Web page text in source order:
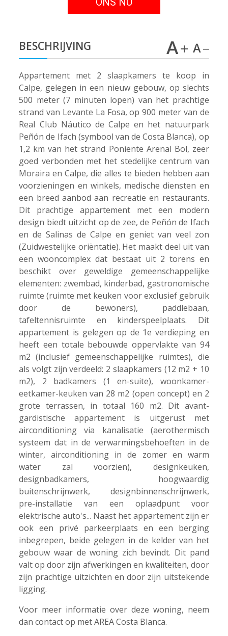
BESCHRIJVING
Appartement met 2 slaapkamers te koop in
Calpe, gelegen in een nieuw gebouw, op slechts
500 meter (7 minuten lopen) van het prachtige
strand van Levante La Fosa, op 900 meter van de
Real Club Náutico de Calpe en het natuurpark
Peñón de Ifach (symbool van de Costa Blanca), op
1,2 km van het strand Poniente Arenal Bol, zeer
goed verbonden met het stedelijke centrum van
Moraira en Calpe, die alles te bieden hebben aan
voorzieningen en winkels, medische diensten en
een breed aanbod aan recreatie en restaurants.
Dit prachtige appartement met een modern
design biedt uitzicht op de zee, de Peñón de Ifach
en de Salinas de Calpe en geniet van veel zon
(Zuidwestelijke oriëntatie). Het maakt deel uit van
een wooncomplex dat bestaat uit 2 torens en
beschikt over geweldige gemeenschappelijke
elementen: zwembad, kinderbad, gastronomische
ruimte (ruimte met keuken voor exclusief gebruik
door de bewoners), paddlebaan,
tafeltennisruimte en kinderspeelplaats. Dit
appartement is gelegen op de 1e verdieping en
heeft een totale bebouwde oppervlakte van 94
m2 (inclusief gemeenschappelijke ruimtes), die
als volgt zijn verdeeld: 2 slaapkamers (12 m2 + 10
m2), 2 badkamers (1 en-suite), woonkamer-
eetkamer-keuken van 28 m2 (open concept) en 2
grote terrassen, in totaal 160 m2. Dit avant-
gardistische appartement is uitgerust met
airconditioning via kanalisatie (aerothermisch
systeem dat in de verwarmingsbehoeften in de
winter, airconditioning in de zomer en warm
water zal voorzien), designkeuken,
designbadkamers, hoogwaardig
buitenschrijnwerk, designbinnenschrijnwerk,
pre-installatie van een oplaadpunt voor
elektrische auto's... Naast het appartement zijn er
ook een privé parkeerplaats en een berging
inbegrepen, beide gelegen in de kelder van het
gebouw waar de woning zich bevindt. Dit pand
valt op door zijn afwerkingen en kwaliteiten, door
zijn prachtige uitzichten en door zijn uitstekende
ligging.
Voor meer informatie over deze woning, neem
dan contact op met AREA Costa Blanca.